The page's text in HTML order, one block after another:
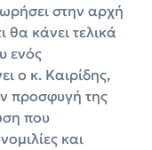
στην αρχή
κάνει τελικά
ενός
ο κ. Καιρίδης,
προσφυγή της
που
και